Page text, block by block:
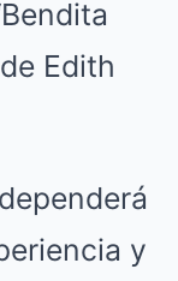
Edith
y